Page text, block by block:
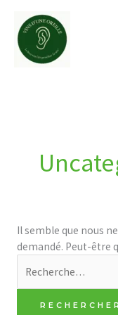
contenu
Il semble que nous
demandé. Peut-être